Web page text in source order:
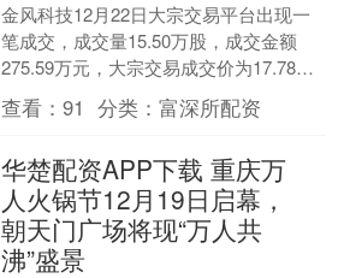
金风科技12月22日大宗交易平台出现一
笔成交，成交量15.50万股，成交金额
275.59万元，大宗交易成交价为17.78
元，相对今日收盘价溢价5.27%。该笔
交....
查看：91 分类：富深所配资
华楚配资APP下载 重庆万
人火锅节12月19日启幕，
朝天门广场将现“万人共
沸”盛景